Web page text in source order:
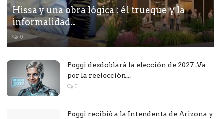
Hissa y una obra lógica : él trueque y la
informalidad...
0
Poggi desdoblará la elección de 2027 .Va
por la reelección...
0
Poggi recibió a la Intendenta de Arizona y